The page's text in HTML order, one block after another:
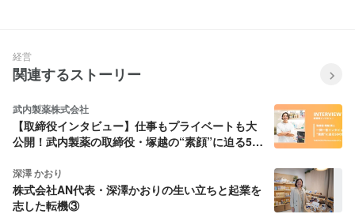
期的な企業価値向上につながる「企業文
化の変革」を目指します。 ５．経営ノウ
ハウの形式知化、システム化と、これら
の海外展開 当社には「プロ経営者」が培
では、より大きな社会的なインパクトを
出すために、当社が有する当該ノウハウ
の形式知化とシステム化を進めていま
経営
関連するストーリー
武内製薬株式会社
【取締役インタビュー】仕事もプライベートも大
公開！武内製薬の取締役・塚越の“素顔”に迫る50
深澤 かおり
株式会社AN代表・深澤かおりの生い立ちと起業を
志した転機③